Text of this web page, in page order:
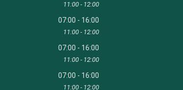
11:00 12:00
07:00 16:00
11:00 12:00
07:00 16:00
11:00 12:00
07:00 16:00
11:00 12:00